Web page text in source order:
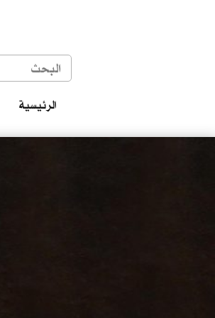
الرئيسية